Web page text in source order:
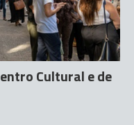
Cultural e de